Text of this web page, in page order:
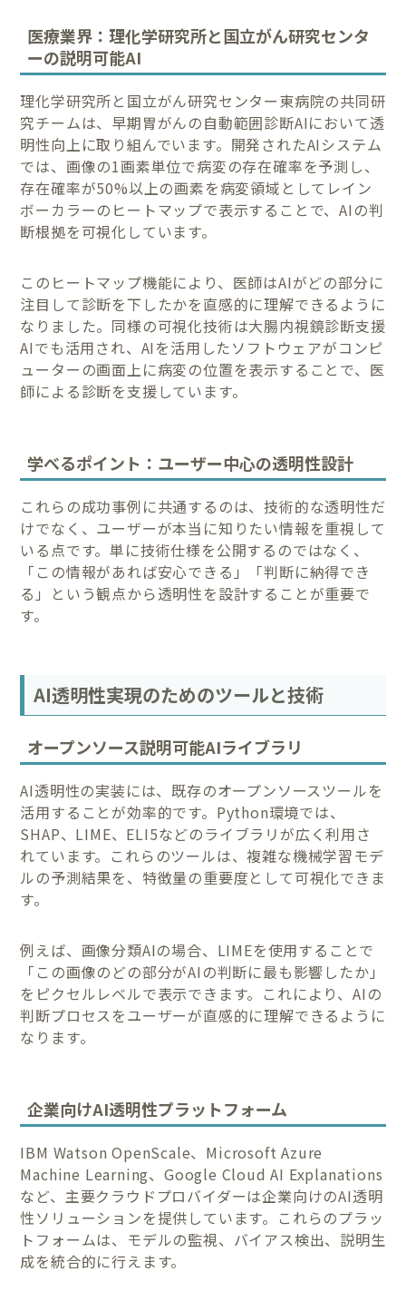
医療業界：理化学研究所と国立がん研究センタ
ーの説明可能AI
理化学研究所と国立がん研究センター東病院の共同研
究チームは、早期胃がんの自動範囲診断AIにおいて透
明性向上に取り組んでいます。開発されたAIシステム
では、画像の1画素単位で病変の存在確率を予測し、
存在確率が50%以上の画素を病変領域としてレイン
ボーカラーのヒートマップで表示することで、AIの判
断根拠を可視化しています。
このヒートマップ機能により、医師はAIがどの部分に
注目して診断を下したかを直感的に理解できるように
なりました。同様の可視化技術は大腸内視鏡診断支援
AIでも活用され、AIを活用したソフトウェアがコンピ
ューターの画面上に病変の位置を表示することで、医
師による診断を支援しています。
学べるポイント：ユーザー中心の透明性設計
これらの成功事例に共通するのは、技術的な透明性だ
けでなく、ユーザーが本当に知りたい情報を重視して
いる点です。単に技術仕様を公開するのではなく、
「この情報があれば安心できる」「判断に納得でき
る」という観点から透明性を設計することが重要で
す。
AI透明性実現のためのツールと技術
オープンソース説明可能AIライブラリ
AI透明性の実装には、既存のオープンソースツールを
活用することが効率的です。Python環境では、
SHAP、LIME、ELI5などのライブラリが広く利用さ
れています。これらのツールは、複雑な機械学習モデ
ルの予測結果を、特徴量の重要度として可視化できま
す。
例えば、画像分類AIの場合、LIMEを使用することで
「この画像のどの部分がAIの判断に最も影響したか」
をピクセルレベルで表示できます。これにより、AIの
判断プロセスをユーザーが直感的に理解できるように
なります。
企業向けAI透明性プラットフォーム
IBM Watson OpenScale、Microsoft Azure
Machine Learning、Google Cloud AI Explanations
など、主要クラウドプロバイダーは企業向けのAI透明
性ソリューションを提供しています。これらのプラッ
トフォームは、モデルの監視、バイアス検出、説明生
成を統合的に行えます。